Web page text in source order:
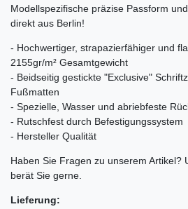
Modellspezifische präzise Passform
direkt aus Berlin!
- Hochwertiger, strapazierfähiger und
2155gr/m² Gesamtgewicht
- Beidseitig gestickte "Exclusive"
Fußmatten
- Spezielle, Wasser und abriebfeste
- Rutschfest durch Befestigungssystem
- Hersteller Qualität
Haben Sie Fragen zu unserem Artikel?
berät Sie gerne.
Lieferung: